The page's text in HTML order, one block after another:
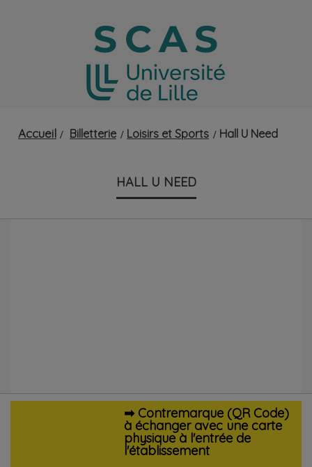
Accueil Billetterie Loisirs et Sports Hall U Need
HALL U NEED
➡ Contremarque (QR Code)
à échanger avec une carte
physique à l'entrée de
l'établissement